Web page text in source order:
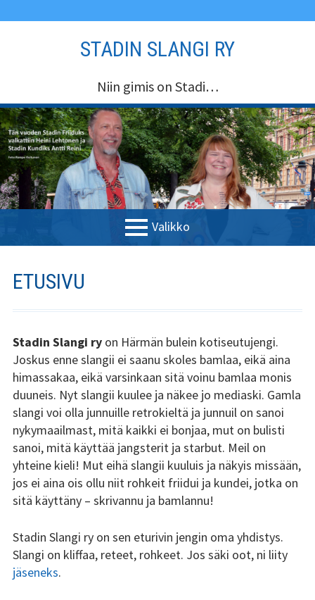
STADIN SLANGI RY
Niin gimis on Stadi…
Valikko
VALIKKO
Hallitus
Jäsenyys
Historia
Toiminta
Tsilari
Tsilari 2021
ETUSIVU
Stadin Slangi ryon Härmän bulein kotiseutujengi.
Joskus enne slangii ei saanu skoles bamlaa, eikä aina
himassakaa, eikä varsinkaan sitä voinu bamlaa monis
duuneis. Nyt slangii kuulee ja näkee jo mediaski. Gamla
slangi voi olla junnuille retrokieltä ja junnuil on sanoi
nykymaailmast, mitä kaikki ei bonjaa, mut on bulisti
sanoi, mitä käyttää jangsterit ja starbut. Meil on
yhteine kieli! Mut eihä slangii kuuluis ja näkyis missään,
jos ei aina ois ollu niit rohkeit friidui ja kundei, jotka on
sitä käyttäny – skrivannu ja bamlannu!
Stadin Slangi ry on sen eturivin jengin oma yhdistys.
Slangi on kliffaa, reteet, rohkeet. Jos säki oot, ni liity
jäseneks.